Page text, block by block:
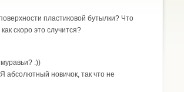
пластиковой бутылки? Что
скоро это случится?
:))
абсолютный новичок, так что не